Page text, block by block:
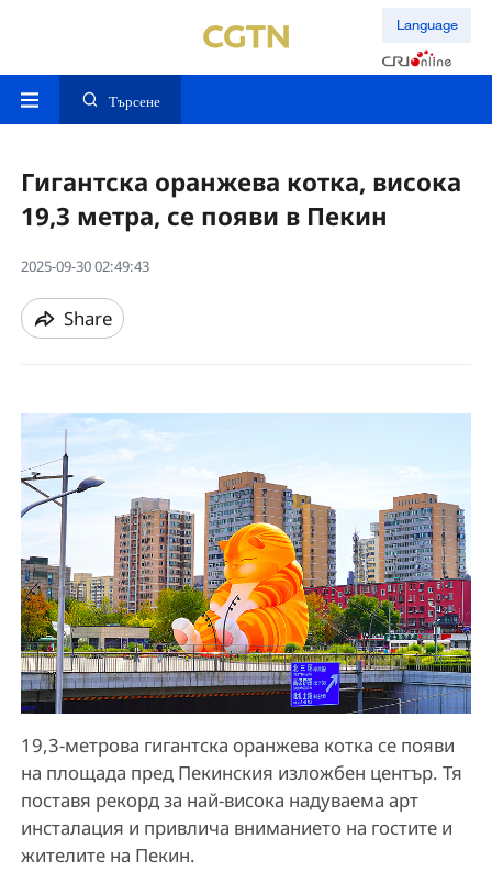
Language
Търсене
Гигантска оранжева котка, висока
19,3 метра, се появи в Пекин
2025-09-30 02:49:43
Share
19,3-метрова гигантска оранжева котка се появи
на площада пред Пекинския изложбен център. Тя
поставя рекорд за най-висока надуваема арт
инсталация и привлича вниманието на гостите и
жителите на Пекин.